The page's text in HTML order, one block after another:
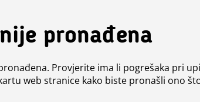
pronađena
Provjerite ima li pogrešaka pri
web stranice kako biste pronašli ono